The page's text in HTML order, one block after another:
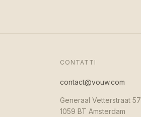
CONTATTI
contact@vouw.com
Generaal Vetterstraat 57
1059 BT Amsterdam